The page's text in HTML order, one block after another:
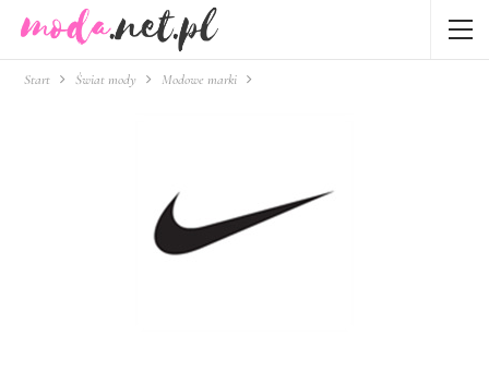
Start Świat mody Modowe marki